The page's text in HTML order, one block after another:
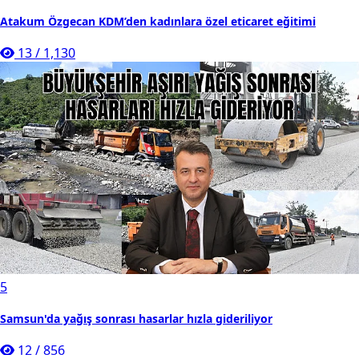
Atakum Özgecan KDM’den kadınlara özel eticaret eğitimi
13/ 1,130
5
Samsun'da yağış sonrası hasarlar hızla gideriliyor
12/856